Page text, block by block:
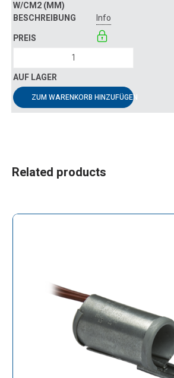
Info
ZUM WARENKORB HINZUFÜGEN
Related products